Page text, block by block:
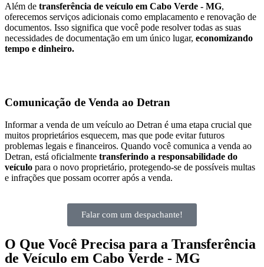
Além de transferência de veículo em Cabo Verde - MG,
oferecemos serviços adicionais como emplacamento e renovação de
documentos. Isso significa que você pode resolver todas as suas
necessidades de documentação em um único lugar, economizando
tempo e dinheiro.
Comunicação de Venda ao Detran
Informar a venda de um veículo ao Detran é uma etapa crucial que
muitos proprietários esquecem, mas que pode evitar futuros
problemas legais e financeiros. Quando você comunica a venda ao
Detran, está oficialmente transferindo a responsabilidade do
veículo para o novo proprietário, protegendo-se de possíveis multas
e infrações que possam ocorrer após a venda.
Falar com um despachante!
O Que Você Precisa para a Transferência
de Veículo em Cabo Verde - MG